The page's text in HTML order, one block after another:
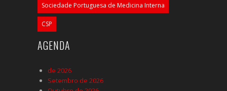
Sociedade Portuguesa de Medicina Interna
CSP
AGENDA
de 2026
Setembro de 2026